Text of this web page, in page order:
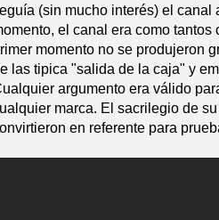
(sin mucho interés) el
el canal era como
momento no se produjeron
las tipica "salida de la caja" y
argumento era válido
marca. El sacrilegio de
en referente para